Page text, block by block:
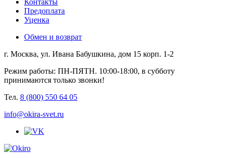
Контакты
Предоплата
Уценка
Обмен и возврат
г. Москва, ул. Ивана Бабушкина, дом 15 корп. 1-2
Режим работы: ПН-ПЯТН. 10:00-18:00, в субботу
принимаются только звонки!
Тел. 8 (800) 550 64 05
info@okira-svet.ru